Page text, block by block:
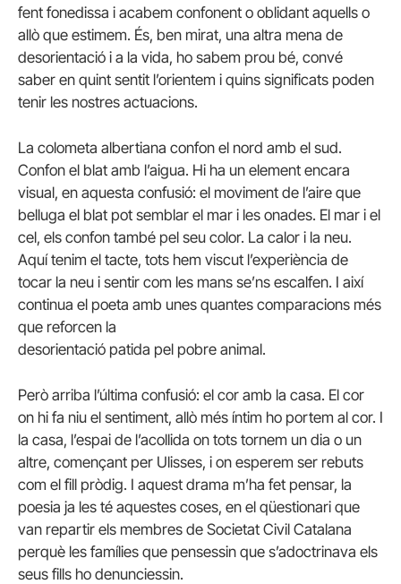
fent fonedissa i acabem confonent o oblidant aquells o
allò que estimem. És, ben mirat, una altra mena de
desorientació i a la vida, ho sabem prou bé, convé
saber en quint sentit l’orientem i quins significats poden
tenir les nostres actuacions.
La colometa albertiana confon el nord amb el sud.
Confon el blat amb l’aigua. Hi ha un element encara
visual, en aquesta confusió: el moviment de l’aire que
belluga el blat pot semblar el mar i les onades. El mar i el
cel, els confon també pel seu color. La calor i la neu.
Aquí tenim el tacte, tots hem viscut l’experiència de
tocar la neu i sentir com les mans se’ns escalfen. I així
continua el poeta amb unes quantes comparacions més
que reforcen la
desorientació patida pel pobre animal.
Però arriba l’última confusió: el cor amb la casa. El cor
on hi fa niu el sentiment, allò més íntim ho portem al cor. I
la casa, l’espai de l’acollida on tots tornem un dia o un
altre, començant per Ulisses, i on esperem ser rebuts
com el fill pròdig. I aquest drama m’ha fet pensar, la
poesia ja les té aquestes coses, en el qüestionari que
van repartir els membres de Societat Civil Catalana
perquè les famílies que pensessin que s’adoctrinava els
seus fills ho denunciessin.